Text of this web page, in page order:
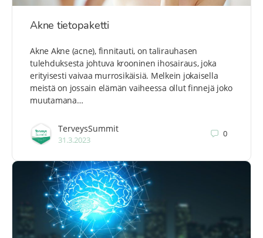
Akne tietopaketti
Akne Akne (acne), finnitauti, on talirauhasen
tulehduksesta johtuva krooninen ihosairaus, joka
erityisesti vaivaa murrosikäisiä. Melkein jokaisella
meistä on jossain elämän vaiheessa ollut finnejä joko
muutamana…
TerveysSummit
31.3.2023
0